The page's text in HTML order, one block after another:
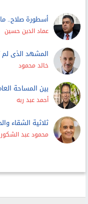
أسطورة صلاح..
عماد الدين حسين
المشهد الذى لم
خالد محمود
بين المساحة
أحمد عبد ربه
ثلاثية الشقاء
محمود عبد الشكور